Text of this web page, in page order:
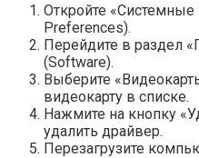
Откройте «Системные
Preferences).
Перейдите в раздел
(Software).
Выберите
видеокарту в списке.
Нажмите на кнопку
удалить драйвер.
Перезагрузите